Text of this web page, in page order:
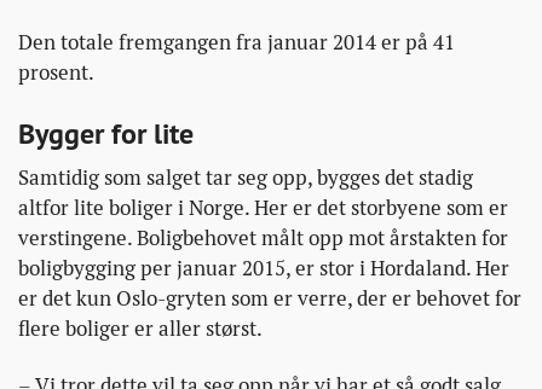
Den totale fremgangen fra januar 2014 er på 41
prosent.
Bygger for lite
Samtidig som salget tar seg opp, bygges det stadig
altfor lite boliger i Norge. Her er det storbyene som er
verstingene. Boligbehovet målt opp mot årstakten for
boligbygging per januar 2015, er stor i Hordaland. Her
er det kun Oslo-gryten som er verre, der er behovet for
flere boliger er aller størst.